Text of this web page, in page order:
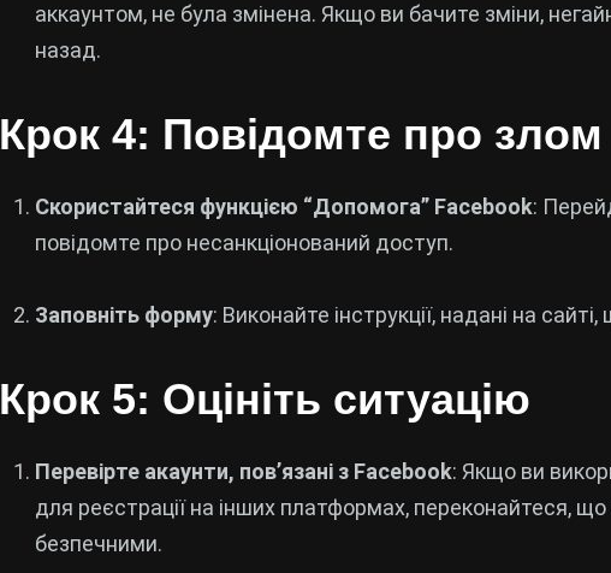
аккаунтом, не була змінена. Якщо ви бачите зміни,
назад.
Крок 4: Повідомте про злом
Скористайтеся функцією “Допомога” Facebook:
повідомте про несанкціонований доступ.
Заповніть форму: Виконайте інструкції, надані на
Крок 5: Оцініть ситуацію
Перевірте акаунти, пов’язані з Facebook: Якщо ви
для реєстрації на інших платформах, переконайтеся,
безпечними.